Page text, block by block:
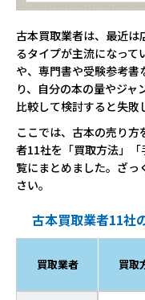
古本買取業者は、最近
るタイプが主流になって
や、専門書や受験参考
り、自分の本の量やジャ
比較して検討すると失敗
ここでは、古本の売り
者11社を「買取方法」
覧にまとめました。ざ
さい。
古本買取業者11社
買取業者 買取